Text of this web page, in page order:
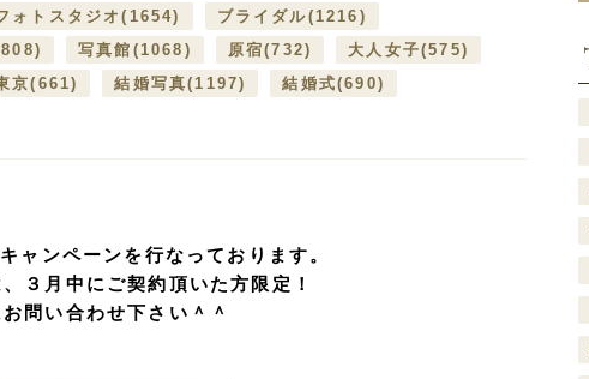
ォトスタジオ(1654) ブライダル(1216)
写真館 (1068) 原宿(732) 大人女子(575)
京(661) 結婚写真(1197) 結婚式(690)
ャンペーンを行なっております。
３月中にご契約頂いた方限定！
問い合わせ下さい＾＾